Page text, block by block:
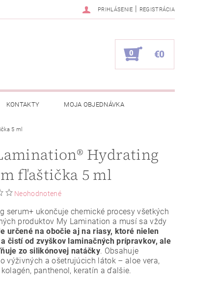
PRIHLÁSENIE | REGISTRÁCIA
0 €0
KONTAKTY MOJA OBJEDNÁVKA
5 ml
Hydrating
fľaštička 5 ml
Neohodnotené
serum+ ukončuje chemické procesy všetkých
produktov My Lamination a musí sa vždy
určené na obočie aj na riasy, ktoré nielen
čistí od zvyškov laminačných prípravkov, ale
zo silikónovej natáčky. Obsahuje
výživných a ošetrujúcich látok – aloe vera,
panthenol, keratín a ďalšie.